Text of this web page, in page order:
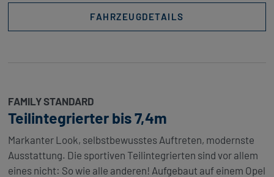
FAHRZEUGDETAILS
FAMILY STANDARD
Teilintegrierter bis 7,4m
Markanter Look, selbstbewusstes Auftreten, modernste
Ausstattung. Die sportiven Teilintegrierten sind vor allem
eines nicht: So wie alle anderen! Aufgebaut auf einem Opel